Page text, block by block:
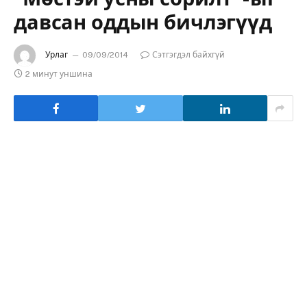
давсан оддын бичлэгүүд
Урлаг 09/09/2014
Сэтгэгдэл байхгүй
2 минут уншина